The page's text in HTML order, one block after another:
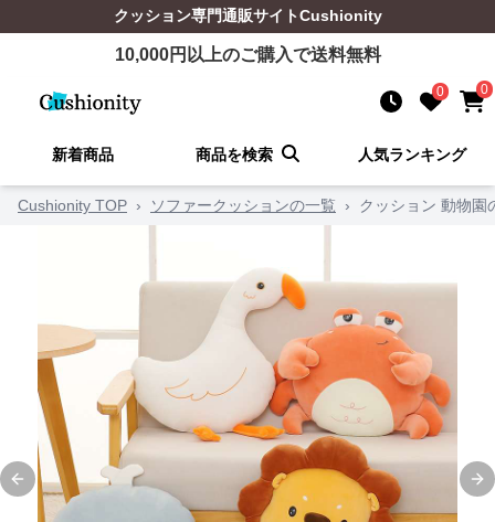
クッション専門通販サイトCushionity
10,000円以上のご購入で送料無料
0 0
新着商品 商品を検索 人気ランキング
Cushionity TOP › ソファークッションの一覧 › クッション 動物園
Previous slide